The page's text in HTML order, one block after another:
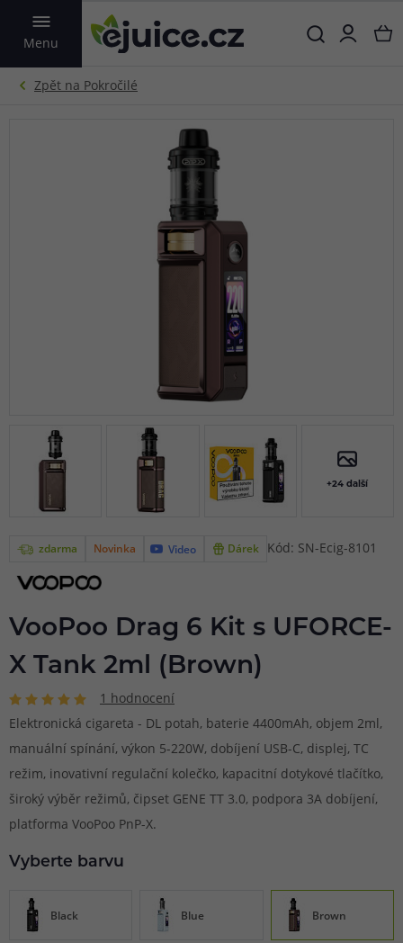
Menu
VYHLEDAT
+24 další
zdarma Novinka Video Dárek Kód: SN-Ecig-8101
VooPoo Drag 6 Kit s UFORCE-
X Tank 2ml (Brown)
1 hodnocení
Elektronická cigareta - DL potah, baterie 4400mAh, objem 2ml,
manuální spínání, výkon 5-220W, dobíjení USB-C, displej, TC
režim, inovativní regulační kolečko, kapacitní dotykové tlačítko,
široký výběr režimů, čipset GENE TT 3.0, podpora 3A dobíjení,
platforma VooPoo PnP-X.
Vyberte barvu
Black Blue Brown